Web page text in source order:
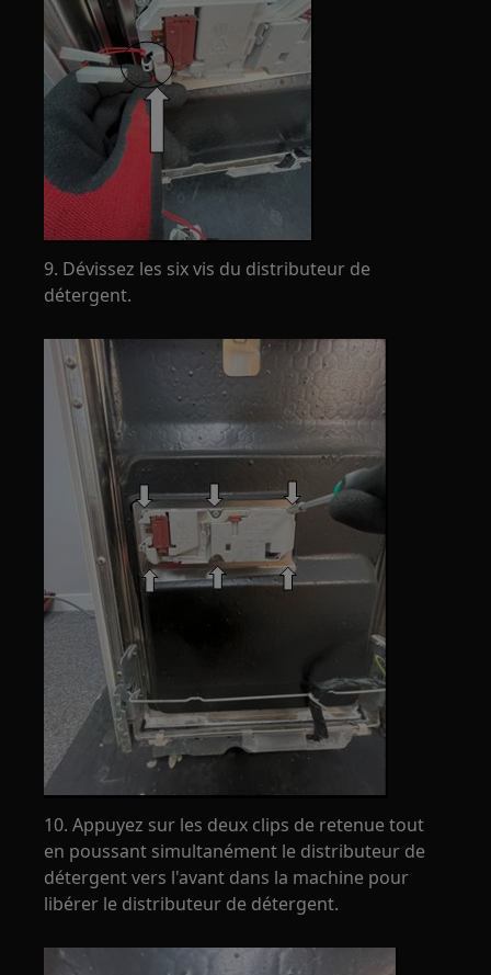
9. Dévissez les six vis du distributeur de
détergent.
10. Appuyez sur les deux clips de retenue tout
en poussant simultanément le distributeur de
détergent vers l'avant dans la machine pour
libérer le distributeur de détergent.